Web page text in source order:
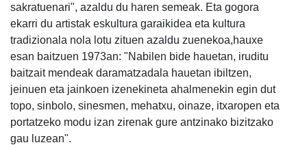
sakratuenari", azaldu du haren semeak. Eta gogora
ekarri du artistak eskultura garaikidea eta kultura
tradizionala nola lotu zituen azaldu zuenekoa,hauxe
esan baitzuen 1973an: "Nabilen bide hauetan, iruditu
baitzait mendeak daramatzadala hauetan ibiltzen,
jeinuen eta jainkoen izenekineta ahalmenekin egin dut
topo, sinbolo, sinesmen, mehatxu, oinaze, itxaropen eta
portatzeko modu izan zirenak gure antzinako bizitzako
gau luzean".